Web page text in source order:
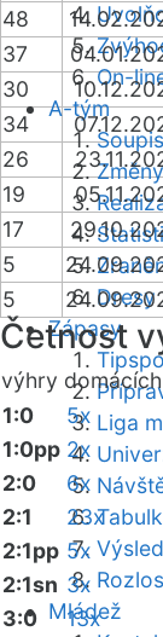
On-
A-tým
Dresy
Zápasy
Liga
Mládež
48
37
30
34
26
19
17
5
5
Četnost
výhry domácích
1:0
5x
1:0pp 2x
2:0
6x
2:1
23x
2:1pp 5x
2:1sn 3x
3:0
13x